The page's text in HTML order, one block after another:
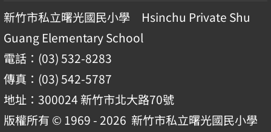
新竹市私立曙光國民小學 Hsinchu Private Shu
Guang Elementary School
電話：(03) 532-8283
傳真：(03) 542-5787
地址：300024 新竹市北大路70號
版權所有 © 1969 - 2026 新竹市私立曙光國民小學